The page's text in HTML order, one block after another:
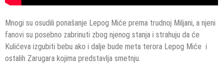
Mnogi su osudili ponašanje Lepog Miće prema trudnoj Miljani, a njeni
fanovi su posebno zabrinuti zbog njenog stanja i strahuju da će
Kulićeva izgubiti bebu ako i dalje bude meta terora Lepog Miće i
ostalih Zarugara kojima predstavlja smetnju.